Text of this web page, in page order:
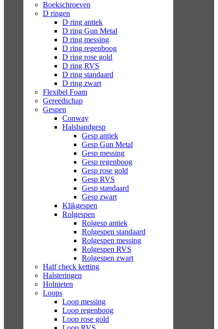
Boekschroeven
D ringen
D ring antiek
D ring Gun Metal
D ring messing
D ring regenboog
D ring rose gold
D ring RVS
D ring standaard
D ring zwart
Flexibel Foam
Gereedschap
Gespen
Conway
Halsbandgesp
Gesp antiek
Gesp Gun Metal
Gesp messing
Gesp regenboog
Gesp rose gold
Gesp RVS
Gesp standaard
Gesp zwart
Klikgespen
Rolgespen
Rolgesp antiek
Rolgespen standaard
Rolgespen messing
Rolgespen RVS
Rolgespen zwart
Half check ketting
Halsteringen
Holnieten
Loops
Loop messing
Loop regenboog
Loop rose gold